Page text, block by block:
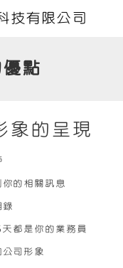
點
象的呈現
的相關訊息
都是你的業務員
司形象
技有限公司